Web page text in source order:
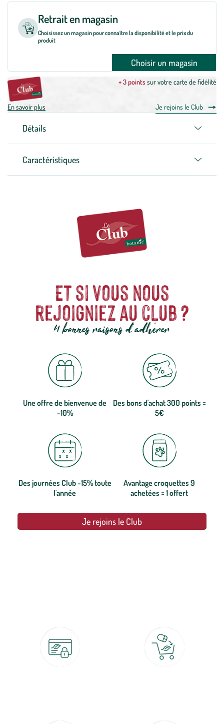
Retrait en magasin
Choisissez un magasin pour connaître la disponibilité et le prix du
produit
Choisir un magasin
+ 3 pointssur votre carte de fidélité
En savoir plus Je rejoins le Club
Détails
Caractéristiques
Et si vous nous
rejoigniez au club ?
4 bonnes raisons d'adhérer
Une offre de bienvenue de
-10%
Des bons d'achat 300 points =
5€
Des journées Club -15% toute
l'année
Avantage croquettes 9
achetées = 1 offert
Je rejoins le Club